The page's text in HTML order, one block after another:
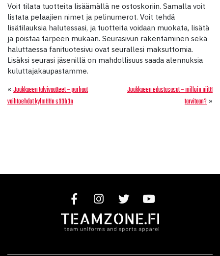
Voit tilata tuotteita lisäämällä ne ostoskoriin. Samalla voit
listata pelaajien nimet ja pelinumerot. Voit tehdä
lisätilauksia halutessasi, ja tuotteita voidaan muokata, lisätä
ja poistaa tarpeen mukaan. Seurasivun rakentaminen sekä
haluttaessa fanituotesivu ovat seurallesi maksuttomia.
Lisäksi seurasi jäsenillä on mahdollisuus saada alennuksia
kuluttajakaupastamme.
« Joukkueen talvivaatteet – parhaat
vaihtoehdot kylmään säähän
Joukkueen edustusasut – milloin niitä
tarvitaan? »